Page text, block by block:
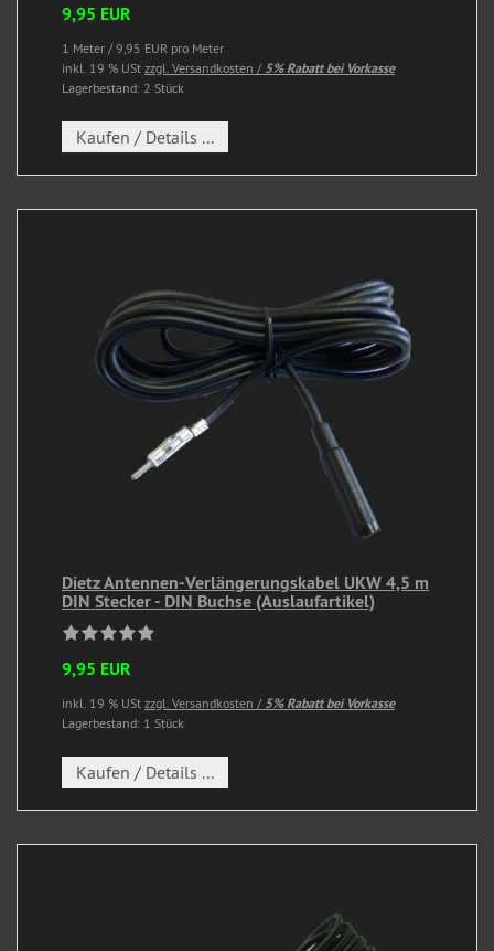
9,95 EUR
1 Meter / 9,95 EUR pro Meter
inkl. 19 % USt zzgl. Versandkosten / 5% Rabatt bei Vorkasse
Lagerbestand: 2 Stück
Kaufen / Details ...
Dietz Antennen-Verlängerungskabel UKW 4,5 m
DIN Stecker - DIN Buchse (Auslaufartikel)
9,95 EUR
inkl. 19 % USt zzgl. Versandkosten / 5% Rabatt bei Vorkasse
Lagerbestand: 1 Stück
Kaufen / Details ...